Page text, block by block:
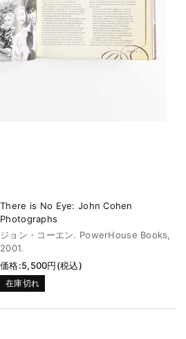
There is No Eye: John Cohen
Photographs
ジョン・コーエン. PowerHouse Books,
2001.
価格:5,500円(税込)
在庫切れ